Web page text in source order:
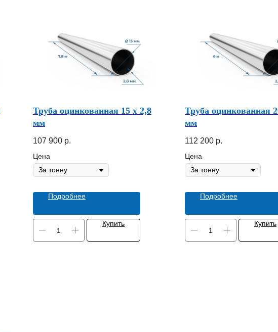
Труба оцинкованная 15 х 2,8
мм
107 900 р.
Цена
Подробнее
Купить
Труба оцинкованная
мм
112 200 р.
Цена
Подробнее
Купить